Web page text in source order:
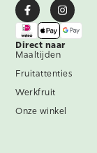
Direct naar
Maaltijden
Fruitattenties
Werkfruit
Onze winkel